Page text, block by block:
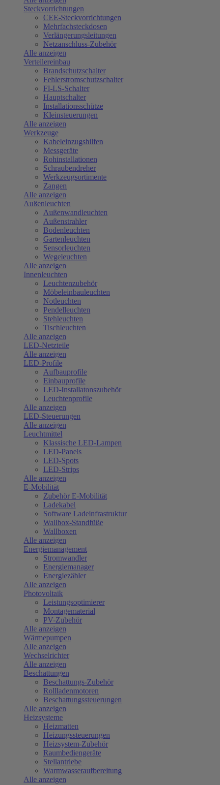
Steckvorrichtungen
CEE-Steckvorrichtungen
Mehrfachsteckdosen
Verlängerungsleitungen
Netzanschluss-Zubehör
Alle anzeigen
Verteilereinbau
Brandschutzschalter
Fehlerstromschutzschalter
FI-LS-Schalter
Hauptschalter
Installationsschütze
Kleinsteuerungen
Alle anzeigen
Werkzeuge
Kabeleinzugshilfen
Messgeräte
Rohinstallationen
Schraubendreher
Werkzeugsortimente
Zangen
Alle anzeigen
Außenleuchten
Außenwandleuchten
Außenstrahler
Bodenleuchten
Gartenleuchten
Sensorleuchten
Wegeleuchten
Alle anzeigen
Innenleuchten
Leuchtenzubehör
Möbeleinbauleuchten
Notleuchten
Pendelleuchten
Stehleuchten
Tischleuchten
Alle anzeigen
LED-Netzteile
Alle anzeigen
LED-Profile
Aufbauprofile
Einbauprofile
LED-Installatonszubehör
Leuchtenprofile
Alle anzeigen
LED-Steuerungen
Alle anzeigen
Leuchtmittel
Klassische LED-Lampen
LED-Panels
LED-Spots
LED-Strips
Alle anzeigen
E-Mobilität
Zubehör E-Mobilität
Ladekabel
Software Ladeinfrastruktur
Wallbox-Standfüße
Wallboxen
Alle anzeigen
Energiemanagement
Stromwandler
Energiemanager
Energiezähler
Alle anzeigen
Photovoltaik
Leistungsoptimierer
Montagematerial
PV-Zubehör
Alle anzeigen
Wärmepumpen
Alle anzeigen
Wechselrichter
Alle anzeigen
Beschattungen
Beschattungs-Zubehör
Rollladenmotoren
Beschattungssteuerungen
Alle anzeigen
Heizsysteme
Heizmatten
Heizungssteuerungen
Heizsystem-Zubehör
Raumbediengeräte
Stellantriebe
Warmwasseraufbereitung
Alle anzeigen